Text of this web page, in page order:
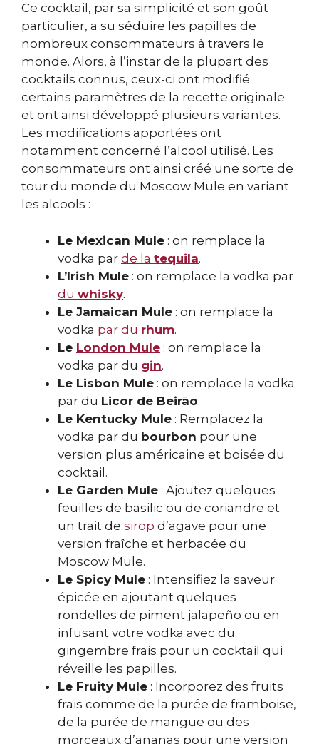
Ce cocktail, par sa simplicité et son goût
particulier, a su séduire les papilles de
nombreux consommateurs à travers le
monde. Alors, à l’instar de la plupart des
cocktails connus, ceux-ci ont modifié
certains paramètres de la recette originale
et ont ainsi développé plusieurs variantes.
Les modifications apportées ont
notamment concerné l’alcool utilisé. Les
consommateurs ont ainsi créé une sorte de
tour du monde du Moscow Mule en variant
les alcools :
Le Mexican Mule : on remplace la
vodka par de la tequila.
L’Irish Mule : on remplace la vodka par
du whisky.
Le Jamaican Mule : on remplace la
vodka par du rhum.
Le London Mule : on remplace la
vodka par du gin.
Le Lisbon Mule : on remplace la vodka
par du Licor de Beirão.
Le Kentucky Mule : Remplacez la
vodka par du bourbon pour une
version plus américaine et boisée du
cocktail.
Le Garden Mule : Ajoutez quelques
feuilles de basilic ou de coriandre et
un trait de sirop d’agave pour une
version fraîche et herbacée du
Moscow Mule.
Le Spicy Mule : Intensifiez la saveur
épicée en ajoutant quelques
rondelles de piment jalapeño ou en
infusant votre vodka avec du
gingembre frais pour un cocktail qui
réveille les papilles.
Le Fruity Mule : Incorporez des fruits
frais comme de la purée de framboise,
de la purée de mangue ou des
morceaux d’ananas pour une version